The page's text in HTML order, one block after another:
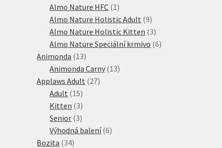
produktů
Almo Nature HFC 1 1
produkt
Almo Nature Holistic Adult 99
produktů
Almo Nature Holistic Kitten 33
produkty
Almo Nature Speciální krmivo 66
Animonda 1313
produktů
Animonda Carny 1313
Applaws Adult 2727
Adult 1515
produktů
Kitten 33
produkty
Senior 33
produkty
Výhodná balení 66
Bozita 3434